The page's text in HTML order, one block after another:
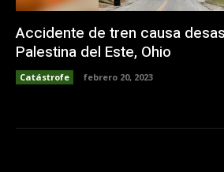
Accidente de tren causa
Palestina del Este, Ohio
Catástrofe febrero 20, 2023